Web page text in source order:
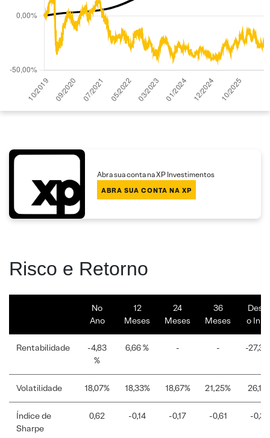
Abra sua conta na XP Investimentos
ABRA SUA CONTA NA XP
Risco e Retorno
No
Ano
12
Meses
24
Meses
36
Meses
o
Rentabilidade
-4,83
%
6,66 % - - -
Volatilidade 18,07% 18,33% 18,67% 21,25%
Índice de
Sharpe
0,62 -0,14 -0,17 -0,61 -0,39